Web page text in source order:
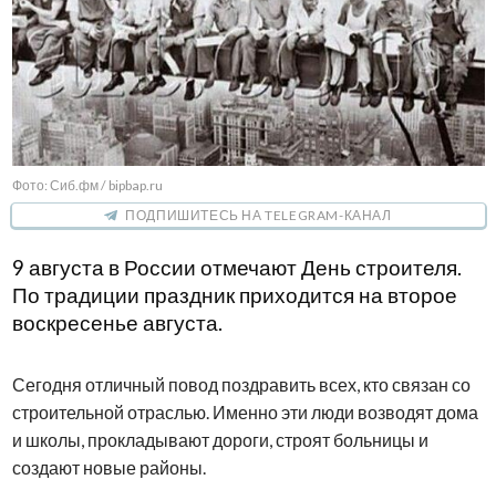
Фото: Сиб.фм / bipbap.ru
ПОДПИШИТЕСЬ НА TELEGRAM-КАНАЛ
9 августа в России отмечают День строителя.
По традиции праздник приходится на второе
воскресенье августа.
Сегодня отличный повод поздравить всех, кто связан со
строительной отраслью. Именно эти люди возводят дома
и школы, прокладывают дороги, строят больницы и
создают новые районы.